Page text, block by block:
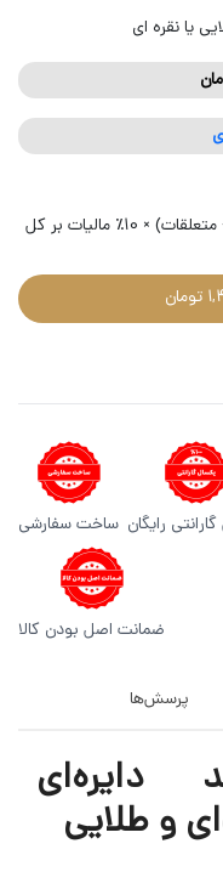
یا نقره ای
مالیات بر کل
ساخت سفارشی رایگان
ضمانت اصل بودن کالا
پرسش‌ها
دایره‌ای
و طلایی